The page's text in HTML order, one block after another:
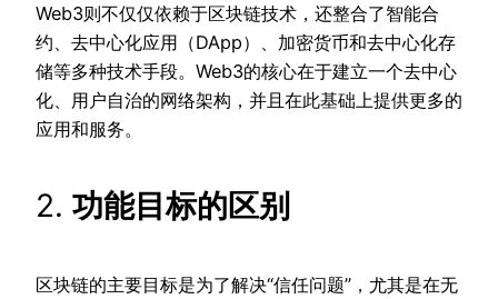
Web3则不仅仅依赖于区块链技术，还整合了智能合
约、去中心化应用（DApp）、加密货币和去中心化存
储等多种技术手段。Web3的核心在于建立一个去中心
化、用户自治的网络架构，并且在此基础上提供更多的
应用和服务。
2. 功能目标的区别
区块链的主要目标是为了解决“信任问题”，尤其是在无